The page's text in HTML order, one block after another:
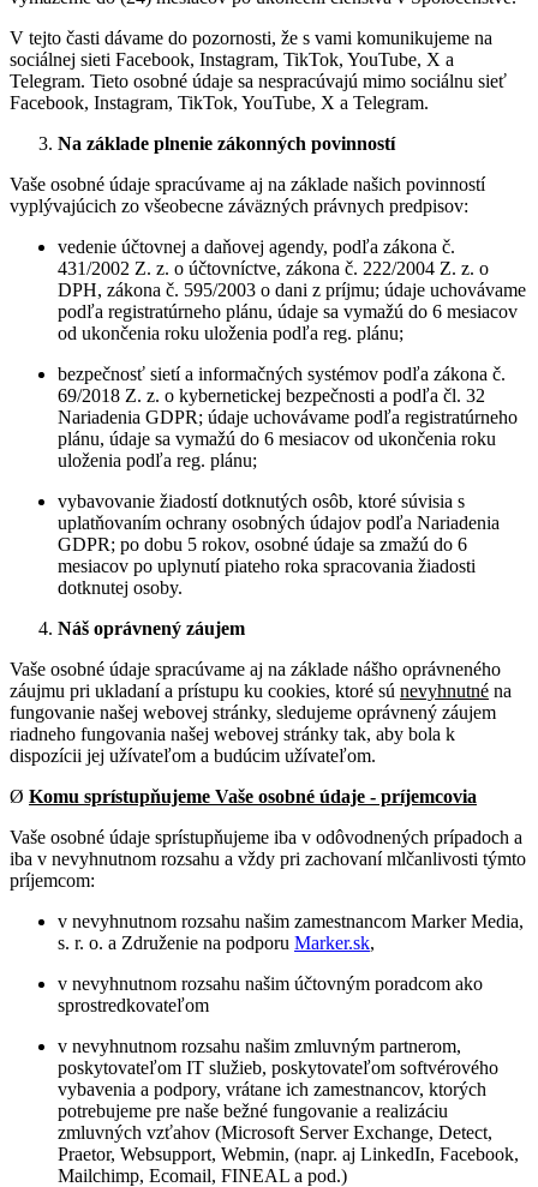
V tejto časti dávame do pozornosti, že s vami komunikujeme na
sociálnej sieti Facebook, Instagram, TikTok, YouTube, X a
Telegram. Tieto osobné údaje sa nespracúvajú mimo sociálnu sieť
Facebook, Instagram, TikTok, YouTube, X a Telegram.
Na základe plnenie zákonných povinností
Vaše osobné údaje spracúvame aj na základe našich povinností
vyplývajúcich zo všeobecne záväzných právnych predpisov:
vedenie účtovnej a daňovej agendy, podľa zákona č.
431/2002 Z. z. o účtovníctve, zákona č. 222/2004 Z. z. o
DPH, zákona č. 595/2003 o dani z príjmu; údaje uchovávame
podľa registratúrneho plánu, údaje sa vymažú do 6 mesiacov
od ukončenia roku uloženia podľa reg. plánu;
bezpečnosť sietí a informačných systémov podľa zákona č.
69/2018 Z. z. o kybernetickej bezpečnosti a podľa čl. 32
Nariadenia GDPR; údaje uchovávame podľa registratúrneho
plánu, údaje sa vymažú do 6 mesiacov od ukončenia roku
uloženia podľa reg. plánu;
vybavovanie žiadostí dotknutých osôb, ktoré súvisia s
uplatňovaním ochrany osobných údajov podľa Nariadenia
GDPR; po dobu 5 rokov, osobné údaje sa zmažú do 6
mesiacov po uplynutí piateho roka spracovania žiadosti
dotknutej osoby.
Náš oprávnený záujem
Vaše osobné údaje spracúvame aj na základe nášho oprávneného
záujmu pri ukladaní a prístupu ku cookies, ktoré sú nevyhnutné na
fungovanie našej webovej stránky, sledujeme oprávnený záujem
riadneho fungovania našej webovej stránky tak, aby bola k
dispozícii jej užívateľom a budúcim užívateľom.
Ø Komu sprístupňujeme Vaše osobné údaje - príjemcovia
Vaše osobné údaje sprístupňujeme iba v odôvodnených prípadoch a
iba v nevyhnutnom rozsahu a vždy pri zachovaní mlčanlivosti týmto
príjemcom:
v nevyhnutnom rozsahu našim zamestnancom Marker Media,
s. r. o. a Združenie na podporu Marker.sk,
v nevyhnutnom rozsahu našim účtovným poradcom ako
sprostredkovateľom
v nevyhnutnom rozsahu našim zmluvným partnerom,
poskytovateľom IT služieb, poskytovateľom softvérového
vybavenia a podpory, vrátane ich zamestnancov, ktorých
potrebujeme pre naše bežné fungovanie a realizáciu
zmluvných vzťahov (Microsoft Server Exchange, Detect,
Praetor, Websupport, Webmin, (napr. aj LinkedIn, Facebook,
Mailchimp, Ecomail, FINEAL a pod.)